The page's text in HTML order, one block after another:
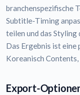
branchenspezifische
Subtitle-Timing
teilen und das Styling
Das Ergebnis ist
Koreanisch
Export-